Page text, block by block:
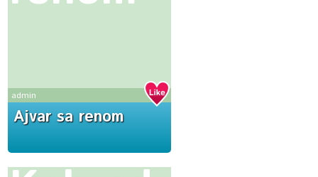
admin
Ajvar sa renom